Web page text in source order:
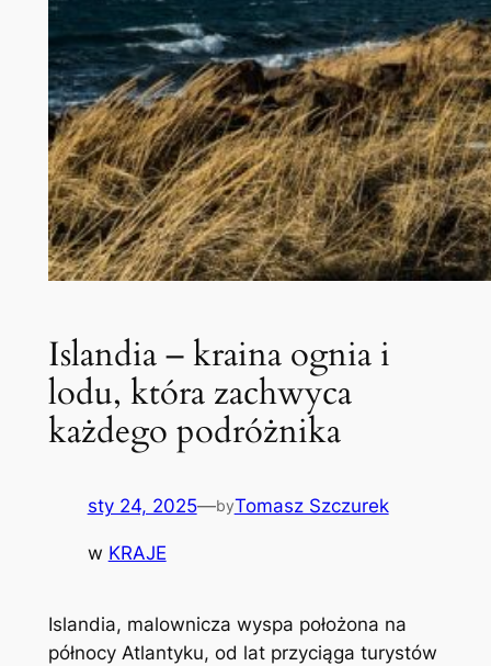
Islandia – kraina ognia i
lodu, która zachwyca
każdego podróżnika
sty 24, 2025—byTomasz Szczurek
w KRAJE
Islandia, malownicza wyspa położona na
północy Atlantyku, od lat przyciąga turystów